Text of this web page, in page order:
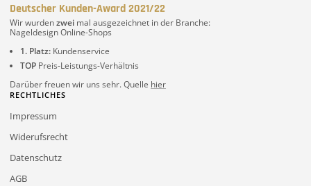
Deutscher Kunden-Award 2021/22
Wir wurdenzwei mal ausgezeichnet in der Branche:
Nageldesign Online-Shops
1. Platz: Kundenservice
TOP Preis-Leistungs-Verhältnis
Darüber freuen wir uns sehr. Quelle hier
RECHTLICHES
Impressum
Widerufsrecht
Datenschutz
AGB